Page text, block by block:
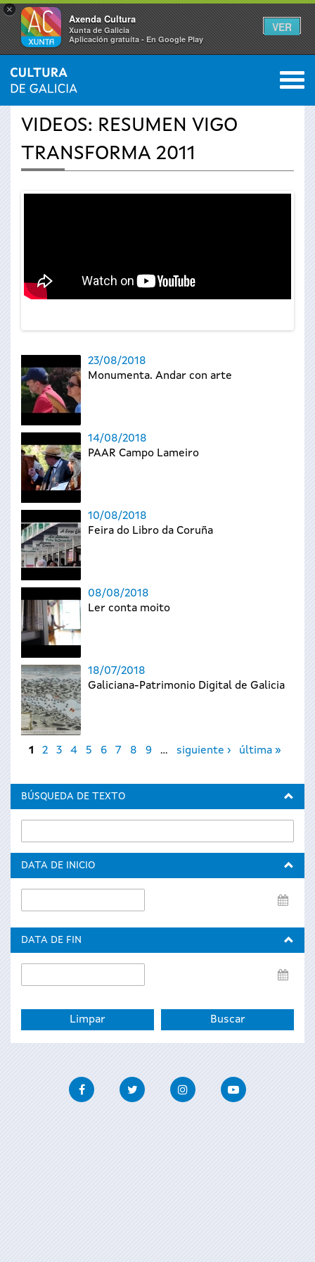
×
Axenda Cultura
Xunta de Galicia
Aplicación gratuíta - En Google Play
VER
Se
usted
INICIO › ACTUALIDAD 0
VIDEOS: RESUMEN VIGO
TRANSFORMA 2011
23/08/2018
Monumenta. Andar con arte
14/08/2018
PAAR Campo Lameiro
10/08/2018
Feira do Libro da Coruña
08/08/2018
Ler conta moito
18/07/2018
Galiciana-Patrimonio Digital de Galicia
Páginas
1 2 3 4 5 6 7 8 9 … siguiente › última »
BÚSQUEDA DE TEXTO
DATA DE INICIO
de
DATA DE FIN
de
FacebookTwitter InstagramYoutube